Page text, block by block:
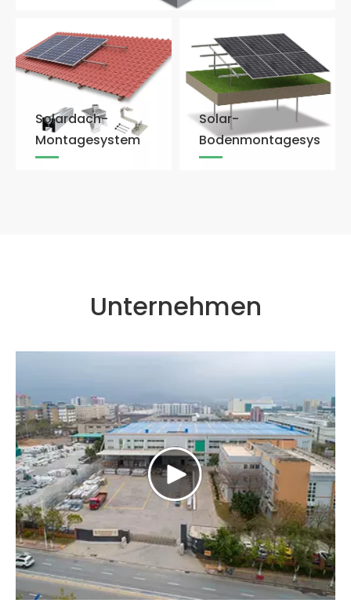
Solardach-
Montagesystem
Solar-
Bodenmontagesystem
Unternehmen